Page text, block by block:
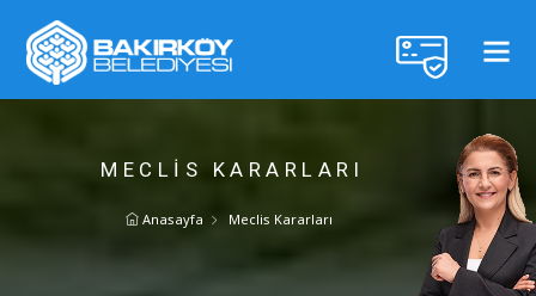
MECLIS KARARLARI
Anasayfa Meclis Kararları